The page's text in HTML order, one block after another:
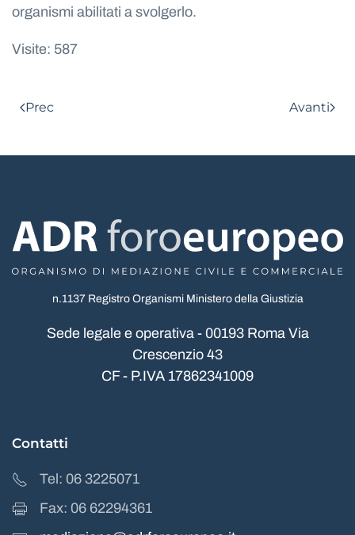
organismi abilitati a svolgerlo.
Visite: 587
Prec Avanti
n.1137 Registro Organismi Ministero della Giustizia
Sede legale e operativa - 00193 Roma Via
Crescenzio 43
CF - P.IVA 17862341009
Contatti
Tel: 06 3225071
Fax: 06 62294361